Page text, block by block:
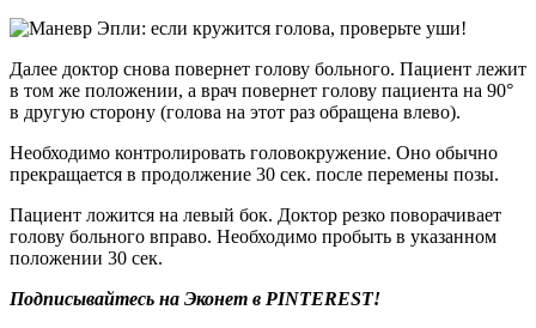
Далее доктор снова повернет голову больного. Пациент лежит
в том же положении, а врач повернет голову пациента на 90°
в другую сторону (голова на этот раз обращена влево).
Необходимо контролировать головокружение. Оно обычно
прекращается в продолжение 30 сек. после перемены позы.
Пациент ложится на левый бок. Доктор резко поворачивает
голову больного вправо. Необходимо пробыть в указанном
положении 30 сек.
Подписывайтесь на Эконет в PINTEREST!